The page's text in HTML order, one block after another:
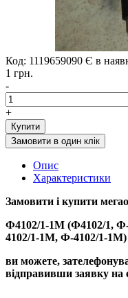
Код: 1119659090 Є в
1 грн.
-
+
Купити
Замовити в один клік
Опис
Характеристики
Замовити і купити
Ф4102/1-1М (Ф4102/1,
4102/1-1М, Ф-4102/1-1М)
ви можете,
відправивши заявку на